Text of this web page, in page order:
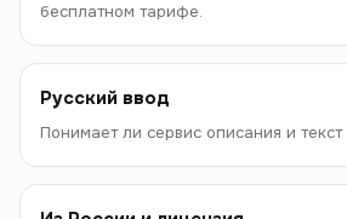
бесплатном тарифе.
Русский ввод
Понимает ли сервис описания и